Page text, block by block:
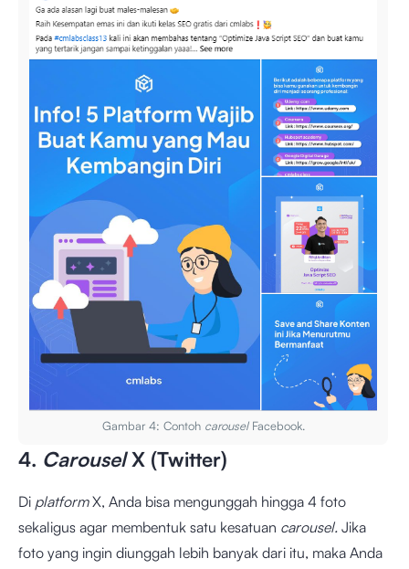
Gambar 4: Contoh carousel Facebook.
4. CarouselX (Twitter)
Di platformX, Anda bisa mengunggah hingga 4 foto
sekaligus agar membentuk satu kesatuan carousel. Jika
foto yang ingin diunggah lebih banyak dari itu, maka Anda